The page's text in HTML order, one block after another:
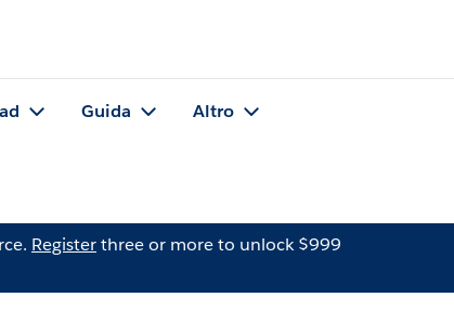
Guida Altro
Registerthree or more to unlock $999